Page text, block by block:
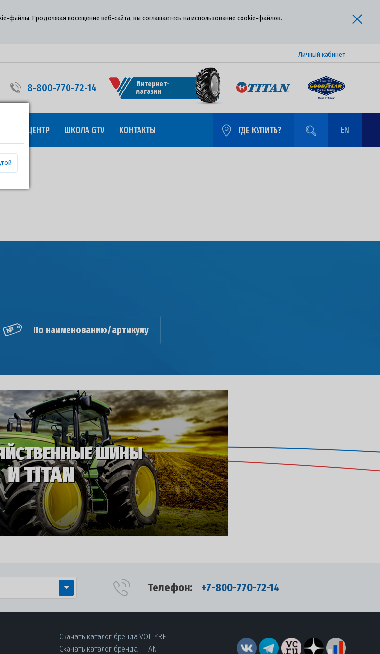
Продолжая посещение веб‑сайта, вы соглашаетесь на использование cookie‑файлов.
Личный кабинет
8-800-770-72-14
Интернет-
магазин
ПРЕСС-ЦЕНТР ШКОЛА GTV КОНТАКТЫ ГДЕ КУПИТЬ? EN
По наименованию/артикулу
Телефон: +7-800-770-72-14
Скачать каталог бренда VOLTYRE
Скачать каталог бренда TITAN